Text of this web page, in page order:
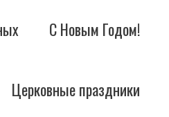
С Новым Годом!
Церковные праздники